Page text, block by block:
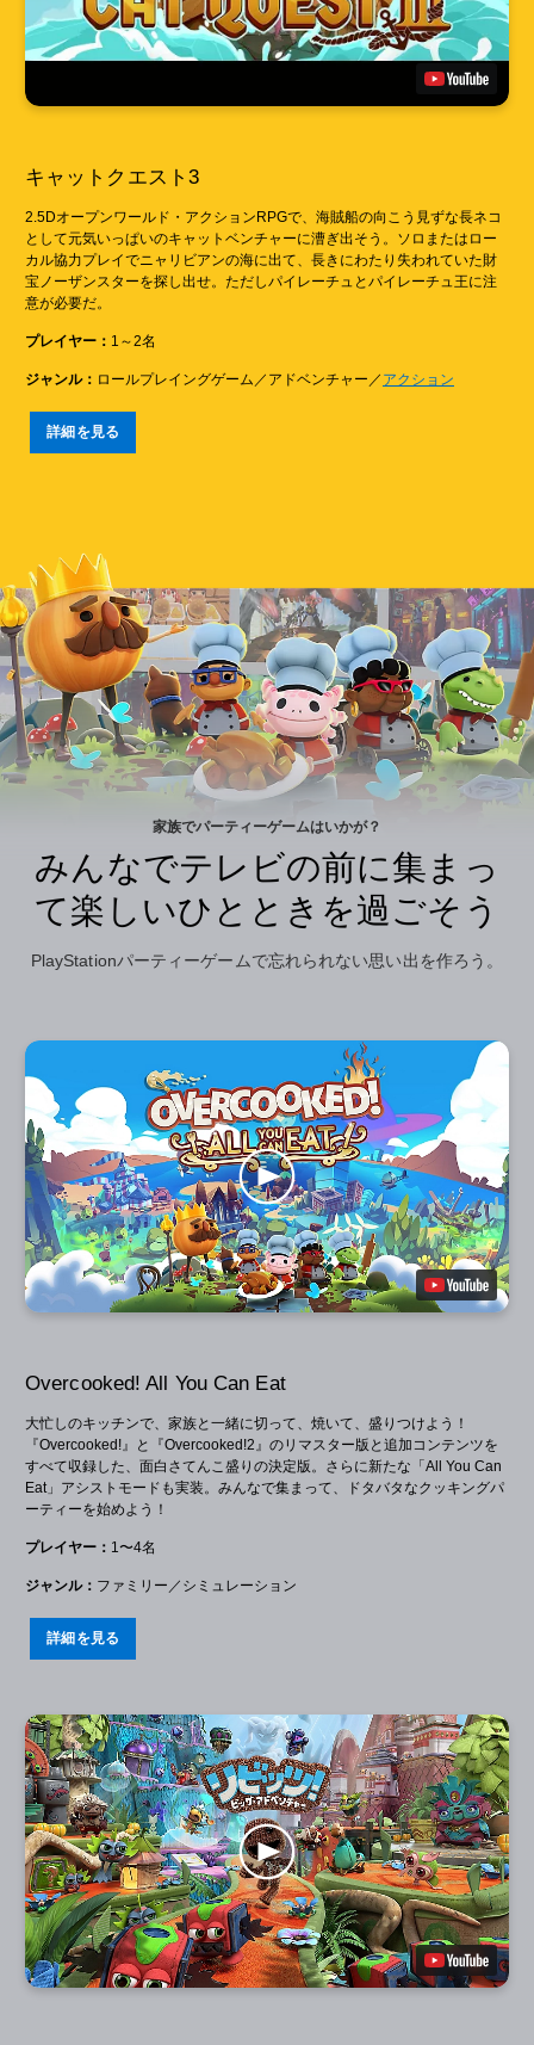
キャットクエスト3
2.5Dオープンワールド・アクションRPGで、海賊船の向こう見ずな長ネコ
として元気いっぱいのキャットベンチャーに漕ぎ出そう。ソロまたはロー
カル協力プレイでニャリビアンの海に出て、長きにわたり失われていた財
宝ノーザンスターを探し出せ。ただしパイレーチュとパイレーチュ王に注
意が必要だ。
プレイヤー： 1～2名
ジャンル： ロールプレイングゲーム／アドベンチャー／ アクション
詳細を見る
家族でパーティーゲームはいかが？
みんなでテレビの前に集まっ
て楽しいひとときを過ごそう
PlayStationパーティーゲームで忘れられない思い出を作ろう。
Overcooked! All You Can Eat
大忙しのキッチンで、家族と一緒に切って、焼いて、盛りつけよう！
『Overcooked!』と『Overcooked!2』のリマスター版と追加コンテンツを
すべて収録した、面白さてんこ盛りの決定版。さらに新たな「All You Can
Eat」アシストモードも実装。みんなで集まって、ドタバタなクッキングパ
ーティーを始めよう！
プレイヤー： 1〜4名
ジャンル： ファミリー／シミュレーション
詳細を見る